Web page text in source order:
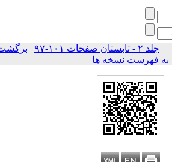
جلد ۲ - تابستان صفحات ۱۰۱-۹۷ |برگشت
به فهرست نسخه ها